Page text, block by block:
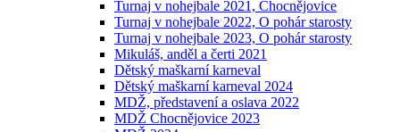
Turnaj v nohejbale 2021, Chocnějovice
Turnaj v nohejbale 2022, O pohár starosty
Turnaj v nohejbale 2023, O pohár starosty
Mikuláš, anděl a čerti 2021
Dětský maškarní karneval
Dětský maškarní karneval 2024
MDŽ, představení a oslava 2022
MDŽ Chocnějovice 2023